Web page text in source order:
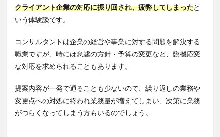
Q：学
歴が
るの
は本
当？
Q：英
語ス
キル
や
クライアント企業の対応に振り回され、疲弊してしまったと
いう体験談です。
コンサルタントは企業の経営や事業に対する問題を解決する
職業ですが、時には急遽の方針・予算の変更など、臨機応変
な対応を求められることもあります。
提案内容が一発で通ることも少ないので、繰り返しの業務や
変更点への対処に終われ業務量が増えてしまい、次第に業務
がつらくなってしまう方もいるのでしょう。